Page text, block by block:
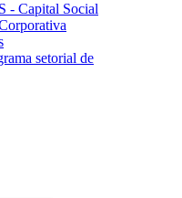
- Capital Social
setorial de